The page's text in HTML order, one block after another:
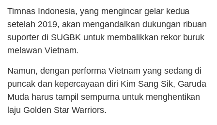
Timnas Indonesia, yang mengincar gelar kedua
setelah 2019, akan mengandalkan dukungan ribuan
suporter di SUGBK untuk membalikkan rekor buruk
melawan Vietnam.
Namun, dengan performa Vietnam yang sedang di
puncak dan kepercayaan diri Kim Sang Sik, Garuda
Muda harus tampil sempurna untuk menghentikan
laju Golden Star Warriors.